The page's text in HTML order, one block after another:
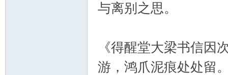
与离别之思。
《得醒堂大梁书信因
游，鸿爪泥痕处处留